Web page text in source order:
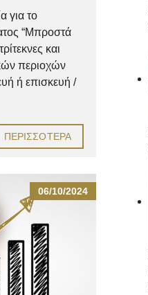
για το
“Μπροστά
και
περιοχών
ή επισκευή /
ΠΕΡΙΣΣΌΤΕΡΑ
06/10/2024